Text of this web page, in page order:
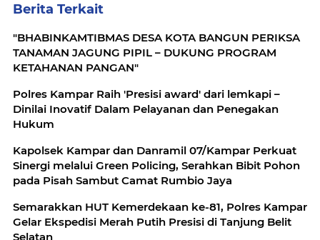
Berita Terkait
"BHABINKAMTIBMAS DESA KOTA BANGUN PERIKSA
TANAMAN JAGUNG PIPIL – DUKUNG PROGRAM
KETAHANAN PANGAN"
Polres Kampar Raih 'Presisi award' dari lemkapi –
Dinilai Inovatif Dalam Pelayanan dan Penegakan
Hukum
Kapolsek Kampar dan Danramil 07/Kampar Perkuat
Sinergi melalui Green Policing, Serahkan Bibit Pohon
pada Pisah Sambut Camat Rumbio Jaya
Semarakkan HUT Kemerdekaan ke-81, Polres Kampar
Gelar Ekspedisi Merah Putih Presisi di Tanjung Belit
Selatan